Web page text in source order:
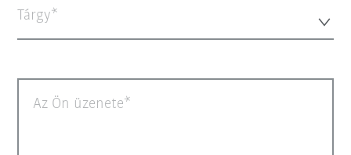
Tárgy*
Az Ön üzenete